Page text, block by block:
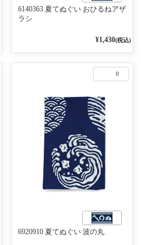
6140363 夏てぬぐい おひるねアザ
ラシ
¥1,430(税込)
0
6920910 夏てぬぐい 波の丸